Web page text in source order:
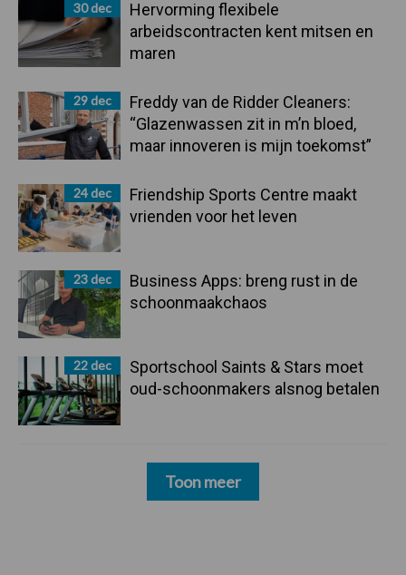
30 dec
Hervorming flexibele
arbeidscontracten kent mitsen en
maren
29 dec
Freddy van de Ridder Cleaners:
“Glazenwassen zit in m’n bloed,
maar innoveren is mijn toekomst”
24 dec
Friendship Sports Centre maakt
vrienden voor het leven
23 dec
Business Apps: breng rust in de
schoonmaakchaos
22 dec
Sportschool Saints & Stars moet
oud-schoonmakers alsnog betalen
Toon meer